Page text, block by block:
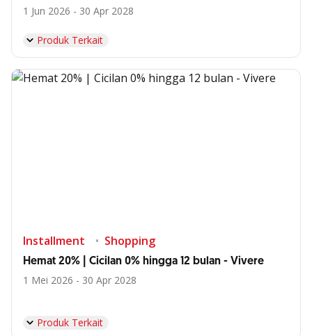
1 Jun 2026 - 30 Apr 2028
Produk Terkait
Installment Shopping
Hemat 20% | Cicilan 0% hingga 12 bulan - Vivere
1 Mei 2026 - 30 Apr 2028
Produk Terkait